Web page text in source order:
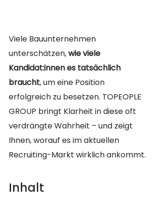
Viele Bauunternehmen
unterschätzen, wie viele
Kandidat:innen es tatsächlich
braucht, um eine Position
erfolgreich zu besetzen. TOPEOPLE
GROUP bringt Klarheit in diese oft
verdrängte Wahrheit – und zeigt
Ihnen, worauf es im aktuellen
Recruiting-Markt wirklich ankommt.
Inhalt